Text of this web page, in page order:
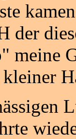
der
meine